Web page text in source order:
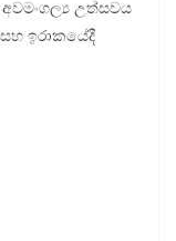
උත්සවය
ඉරාකයේදී